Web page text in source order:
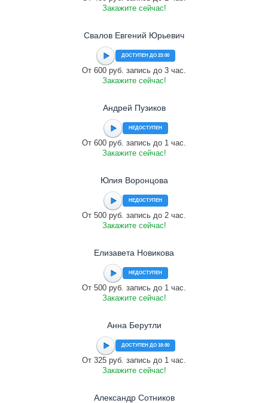
Закажите сейчас!
Свалов Евгений Юрьевич
ДОСТУПЕН ДО 23:00
От 600 руб. запись до 3 час.
Закажите сейчас!
Андрей Пузиков
НЕДОСТУПЕН
От 600 руб. запись до 1 час.
Закажите сейчас!
Юлия Воронцова
НЕДОСТУПЕН
От 500 руб. запись до 2 час.
Закажите сейчас!
Елизавета Новикова
НЕДОСТУПЕН
От 500 руб. запись до 1 час.
Закажите сейчас!
Анна Берутли
ДОСТУПЕН ДО 18:00
От 325 руб. запись до 1 час.
Закажите сейчас!
Александр Сотников